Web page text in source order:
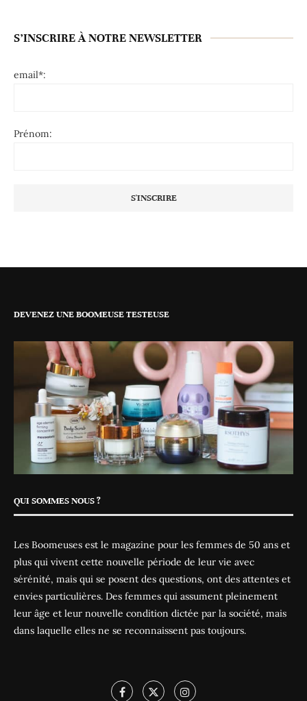
S’INSCRIRE À NOTRE NEWSLETTER
email*:
Prénom:
DEVENEZ UNE BOOMEUSE TESTEUSE
QUI SOMMES NOUS ?
Les Boomeuses est le magazine pour les femmes de 50 ans et
plus qui vivent cette nouvelle période de leur vie avec
sérénité, mais qui se posent des questions, ont des attentes et
envies particulières. Des femmes qui assument pleinement
leur âge et leur nouvelle condition dictée par la société, mais
dans laquelle elles ne se reconnaissent pas toujours.